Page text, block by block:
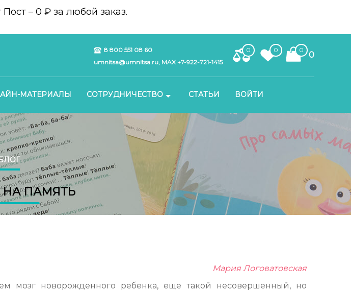
– 0 ₽ за любой заказ.
8 800 551 08 60
umnitsa@umnitsa.ru, MAX +7-922-721-1415
0 0 0
0
МАТЕРИАЛЫ СОТРУДНИЧЕСТВО СТАТЬИ ВОЙТИ
НА ПАМЯТЬ
Мария Логоватовская
мозг новорожденного ребенка, еще такой несовершенный, но